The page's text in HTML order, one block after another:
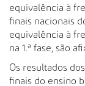
equivalência à
finais nacionais
equivalência à
na 1.ª fase, são
Os resultados
finais do ensino